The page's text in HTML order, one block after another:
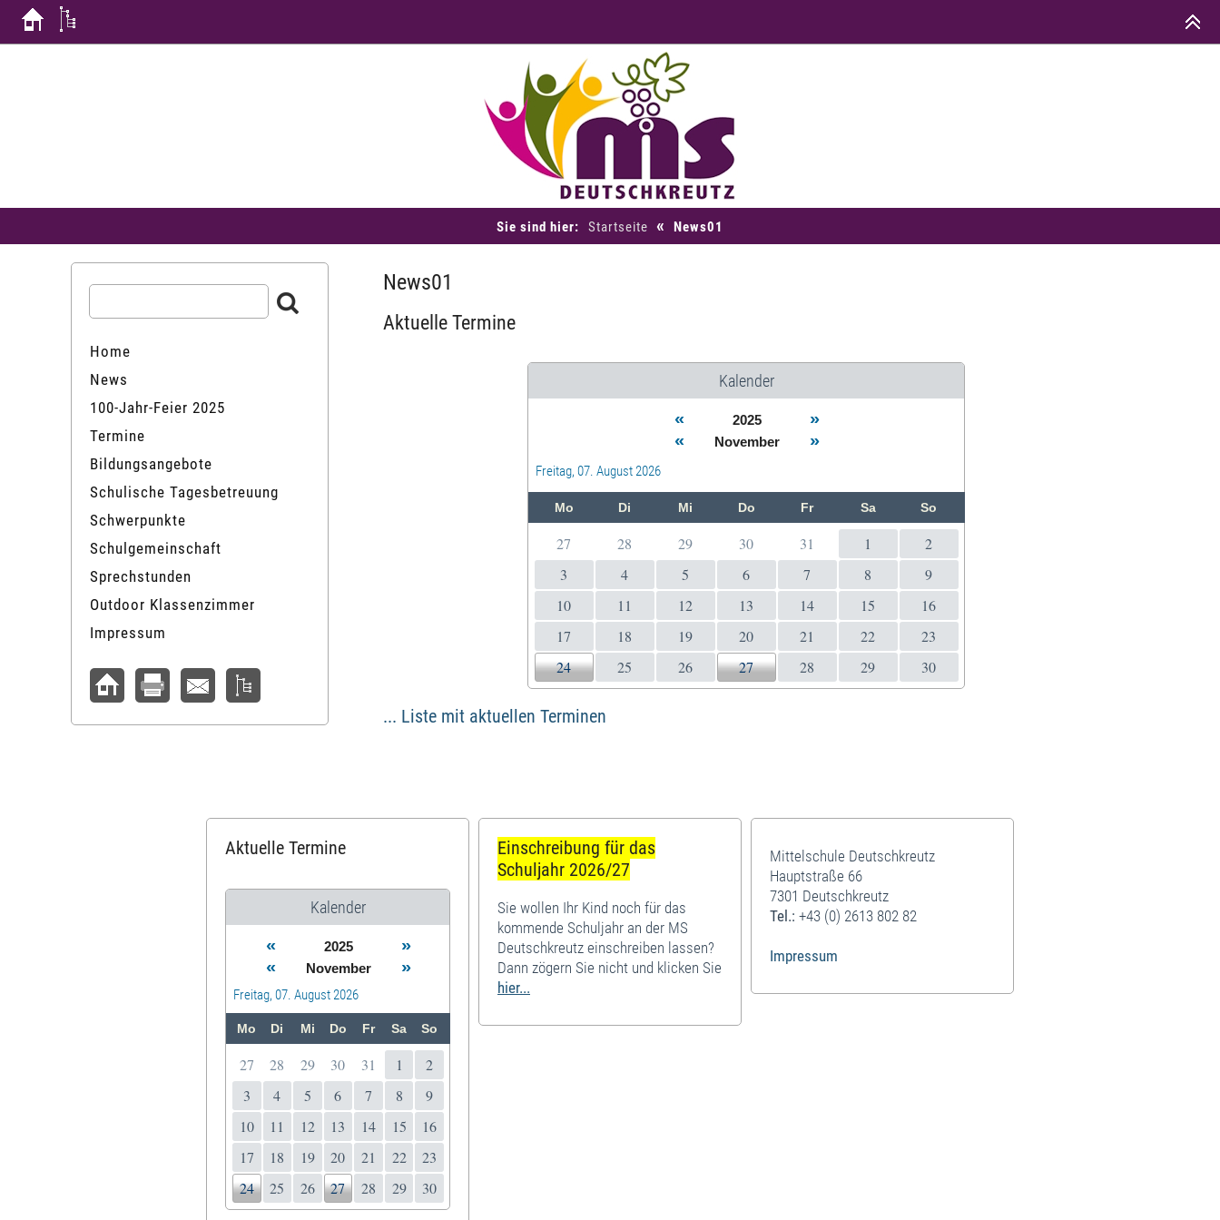
Sie sind hier: Startseite « News01
News01
Aktuelle Termine
Kalender
« 2025
»
«
November »
Freitag, 07. August 2026
Mo Di Mi Do Fr Sa So
27 28 29 30 31 1
2
3
4 5 6 7 8
9
10
11 12 13 14 15
16
17
18 19 20 21 22
23
24
25 26 27 28 29 30
... Liste mit aktuellen Terminen
Home
News
100-Jahr-Feier 2025
Termine
Bildungsangebote
Schulische Tagesbetreuung
Schwerpunkte
Schulgemeinschaft
Sprechstunden
Outdoor Klassenzimmer
Impressum
Aktuelle Termine
Kalender
« 2025
»
«
November »
Freitag, 07. August 2026
Mo Di Mi Do Fr Sa So
27 28 29 30 31 1
2
3
4 5 6 7 8
9
10
11 12 13 14 15
16
17
18 19 20 21 22
23
24
25 26 27 28 29 30
Einschreibung für das
Schuljahr 2026/27
Sie wollen Ihr Kind noch für das
kommende Schuljahr an der MS
Deutschkreutz einschreiben lassen?
Dann zögern Sie nicht und klicken Sie
hier...
Mittelschule Deutschkreutz
Hauptstraße 66
7301 Deutschkreutz
Tel.: +43 (0) 2613 802 82
Impressum